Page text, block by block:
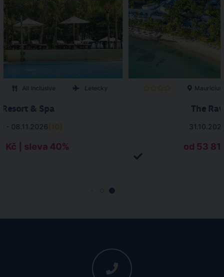
All Inclusive Letecky
& Spa
- 08.11.2026(10)
Kč | sleva 40%
Mauricius
The
od 53